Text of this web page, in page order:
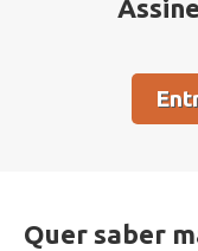
Quer saber